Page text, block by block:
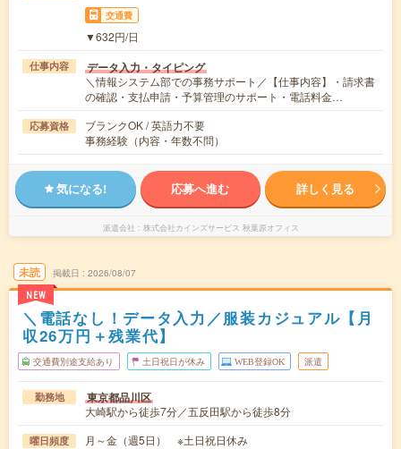
交通費
▼632円/日
仕事内容 データ入力・タイピング
＼情報システム部での事務サポート／【仕事内容】・請求書
の確認・支払申請・予算管理のサポート・電話料金…
応募資格
ブランクOK / 英語力不要
事務経験（内容・年数不問）
気になる! 応募へ進む 詳しく見る
派遣会社 株式会社カインズサービス 秋葉原オフィス
未読
NEW
掲載日 2026/08/07
＼電話なし！データ入力／服装カジュアル【月
収26万円＋残業代】
交通費別途支給あり 土日祝日が休み WEB登録OK 派遣
勤務地 東京都品川区
大崎駅から徒歩7分／五反田駅から徒歩8分
曜日頻度 月～金（週5日） ※土日祝日休み